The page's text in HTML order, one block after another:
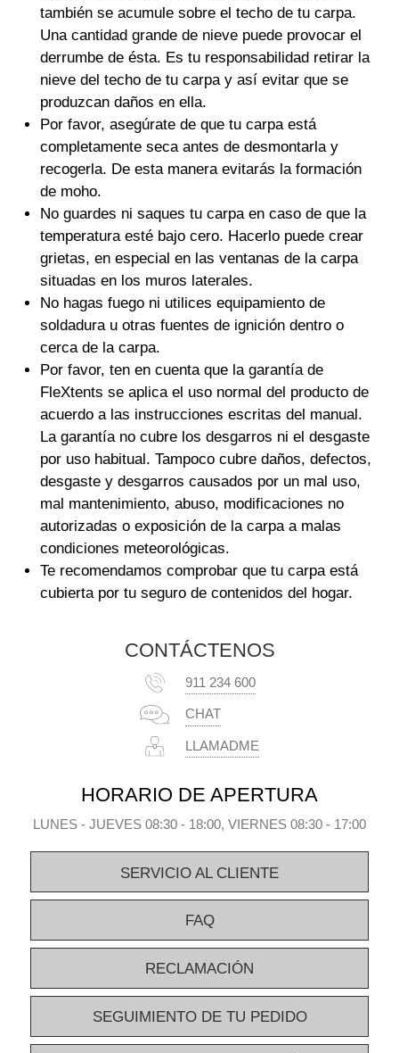
también se acumule sobre el techo de tu carpa.
Una cantidad grande de nieve puede provocar el
derrumbe de ésta. Es tu responsabilidad retirar la
nieve del techo de tu carpa y así evitar que se
produzcan daños en ella.
Por favor, asegúrate de que tu carpa está
completamente seca antes de desmontarla y
recogerla. De esta manera evitarás la formación
de moho.
No guardes ni saques tu carpa en caso de que la
temperatura esté bajo cero. Hacerlo puede crear
grietas, en especial en las ventanas de la carpa
situadas en los muros laterales.
No hagas fuego ni utilices equipamiento de
soldadura u otras fuentes de ignición dentro o
cerca de la carpa.
Por favor, ten en cuenta que la garantía de
FleXtents se aplica el uso normal del producto de
acuerdo a las instrucciones escritas del manual.
La garantía no cubre los desgarros ni el desgaste
por uso habitual. Tampoco cubre daños, defectos,
desgaste y desgarros causados por un mal uso,
mal mantenimiento, abuso, modificaciones no
autorizadas o exposición de la carpa a malas
condiciones meteorológicas.
Te recomendamos comprobar que tu carpa está
cubierta por tu seguro de contenidos del hogar.
CONTÁCTENOS
911 234 600
CHAT
LLAMADME
HORARIO DE APERTURA
LUNES - JUEVES 08:30 - 18:00, VIERNES 08:30 - 17:00
SERVICIO AL CLIENTE
FAQ
RECLAMACIÓN
SEGUIMIENTO DE TU PEDIDO